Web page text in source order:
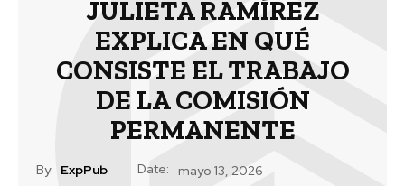
JULIETA RAMÍREZ
EXPLICA EN QUÉ
CONSISTE EL TRABAJO
DE LA COMISIÓN
PERMANENTE
By: ExpPub Date: mayo 13, 2026